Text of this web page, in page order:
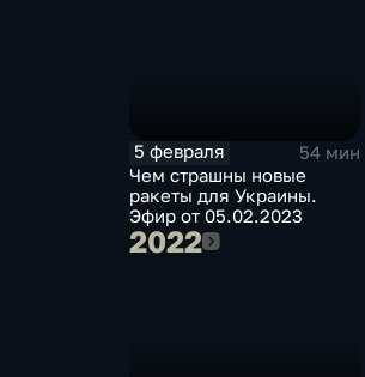
5 февраля
54 мин
Чем страшны новые
ракеты для Украины.
Эфир от 05.02.2023
20222022